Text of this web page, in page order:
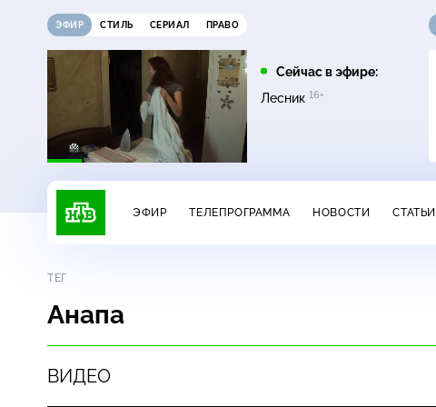
ЭФИР СТИЛЬ СЕРИАЛ ПРАВО
Сейчас в эфире:
Лесник 16+
Темная лошадка16+
01:45
Лесник16+
ЭФИР ТЕЛЕПРОГРАММА НОВОСТИ СТАТЬИ
ТЕГ
Анапа
ВИДЕО